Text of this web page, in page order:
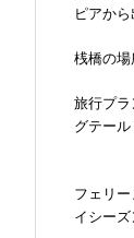
ピアから
桟橋の場
旅行プ
グテー
フェリ
イシー